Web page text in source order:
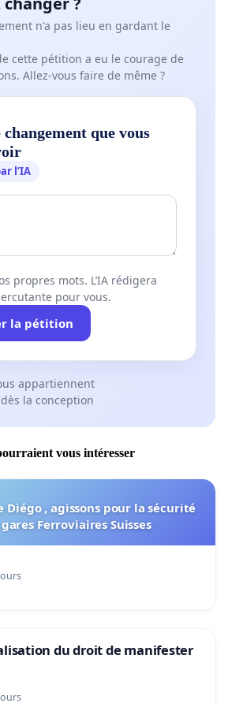
n'a pas lieu en gardant le
cette pétition a eu le courage de
Allez-vous faire de même ?
que vous
l’IA
propres mots. L’IA rédigera
pour vous.
la pétition
appartiennent
la conception
vous intéresser
Diégo , agissons pour la sécurité
Ferroviaires Suisses
du droit de manifester